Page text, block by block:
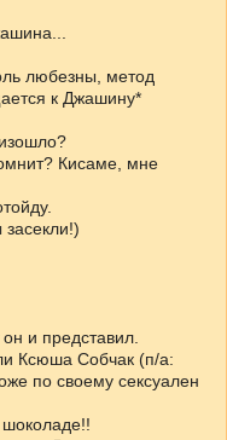
любезны, метод
к Джашину*
Кисаме, мне
и представил.
Ксюша Собчак (п/а:
по своему сексуален